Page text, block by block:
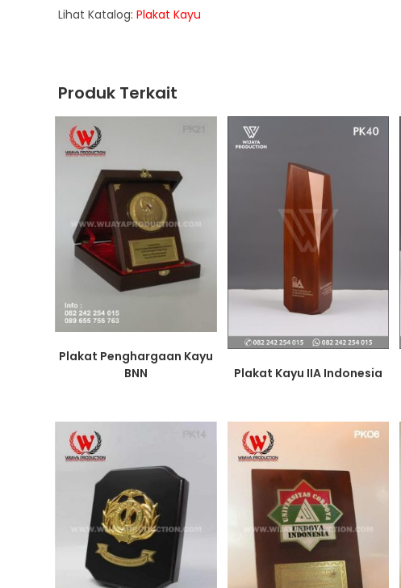
Lihat Katalog: Plakat Kayu
Produk Terkait
Plakat Penghargaan Kayu
BNN
Plakat Kayu IIA Indonesia